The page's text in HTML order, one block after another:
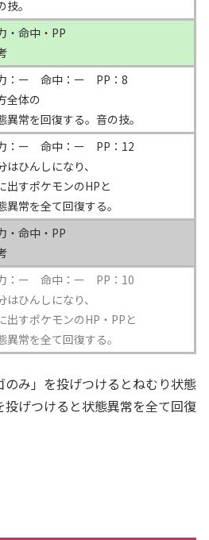
技。
・命中・PP
：ー 命中：ー PP：8
全体の
異常を回復する。音の技。
：ー 命中：ー PP：12
はひんしになり、
出すポケモンのHPと
異常を全て回復する。
・命中・PP
：ー 命中：ー PP：10
はひんしになり、
出すポケモンのHP・PPと
異常を全て回復する。
のみ」を投げつけるとねむり状態
げつけると状態異常を全て回復